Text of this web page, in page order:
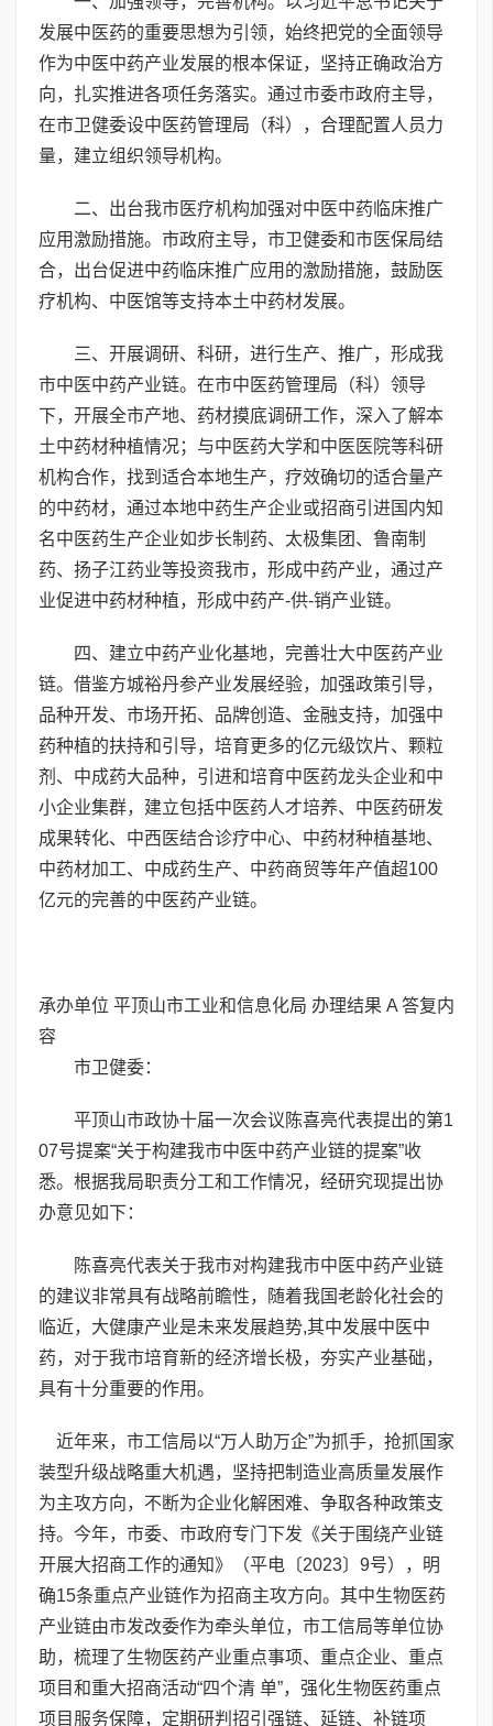
发展中医药的重要思想为引领，始终把党的全面领导
作为中医中药产业发展的根本保证，坚持正确政治方
向，扎实推进各项任务落实。通过市委市政府主导，
在市卫健委设中医药管理局（科），合理配置人员力
量，建立组织领导机构。
二、出台我市医疗机构加强对中医中药临床推广
应用激励措施。市政府主导，市卫健委和市医保局结
合，出台促进中药临床推广应用的激励措施，鼓励医
疗机构、中医馆等支持本土中药材发展。
三、开展调研、科研，进行生产、推广，形成我
市中医中药产业链。在市中医药管理局（科）领导
下，开展全市产地、药材摸底调研工作，深入了解本
土中药材种植情况；与中医药大学和中医医院等科研
机构合作，找到适合本地生产，疗效确切的适合量产
的中药材，通过本地中药生产企业或招商引进国内知
名中医药生产企业如步长制药、太极集团、鲁南制
药、扬子江药业等投资我市，形成中药产业，通过产
业促进中药材种植，形成中药产-供-销产业链。
四、建立中药产业化基地，完善壮大中医药产业
链。借鉴方城裕丹参产业发展经验，加强政策引导，
品种开发、市场开拓、品牌创造、金融支持，加强中
药种植的扶持和引导，培育更多的亿元级饮片、颗粒
剂、中成药大品种，引进和培育中医药龙头企业和中
小企业集群，建立包括中医药人才培养、中医药研发
成果转化、中西医结合诊疗中心、中药材种植基地、
中药材加工、中成药生产、中药商贸等年产值超100
亿元的完善的中医药产业链。
承办单位 平顶山市工业和信息化局 办理结果 A 答复内
容
市卫健委：
平顶山市政协十届一次会议陈喜亮代表提出的第1
07号提案“关于构建我市中医中药产业链的提案”收
悉。根据我局职责分工和工作情况，经研究现提出协
办意见如下：
陈喜亮代表关于我市对构建我市中医中药产业链
的建议非常具有战略前瞻性，随着我国老龄化社会的
临近，大健康产业是未来发展趋势,其中发展中医中
药，对于我市培育新的经济增长极，夯实产业基础，
具有十分重要的作用。
近年来，市工信局以“万人助万企”为抓手，抢抓国家
装型升级战略重大机遇，坚持把制造业高质量发展作
为主攻方向，不断为企业化解困难、争取各种政策支
持。今年，市委、市政府专门下发《关于围绕产业链
开展大招商工作的通知》（平电〔2023〕9号），明
确15条重点产业链作为招商主攻方向。其中生物医药
产业链由市发改委作为牵头单位，市工信局等单位协
助，梳理了生物医药产业重点事项、重点企业、重点
项目和重大招商活动“四个清 单”，强化生物医药重点
项目服务保障，定期研判招引强链、延链、补链项